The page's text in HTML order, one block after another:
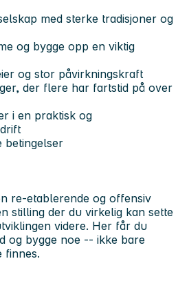
med sterke tradisjoner og
og bygge opp en viktig
og stor påvirkningskraft
der flere har fartstid på over
i en praktisk og
betingelser
re-etablerende og offensiv
stilling der du virkelig kan sette
videre. Her får du
og bygge noe -- ikke bare
finnes.